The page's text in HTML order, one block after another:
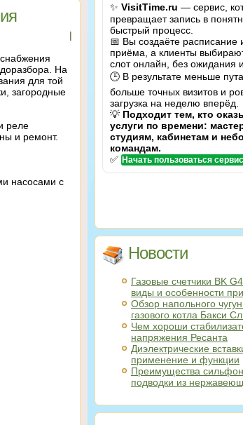
|
На
для той
загородные
реле
и ремонт.
насосами с
✨ VisitTime.ru — сервис,
превращает запись в
быстрый процесс.
📅 Вы создаёте расписание
приёма, а клиенты
слот онлайн, без ожидания и
🕒 В результате меньше
больше точных визитов и
загрузка на неделю вперёд.
💡 Подходит тем, кто
услуги по времени:
студиям, кабинетам и
командам.
✅ Начать пользоваться
Новости
Газовые счетчики BK
виды и особенности
Обзор напольного
газового котла Бакси
Чем хороши
напряжения Ресанта
Диэлектрические
применение и функции
Преимущества
подводки из